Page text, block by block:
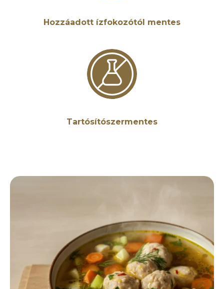
Hozzáadott ízfokozótól mentes
Tartósítószermentes